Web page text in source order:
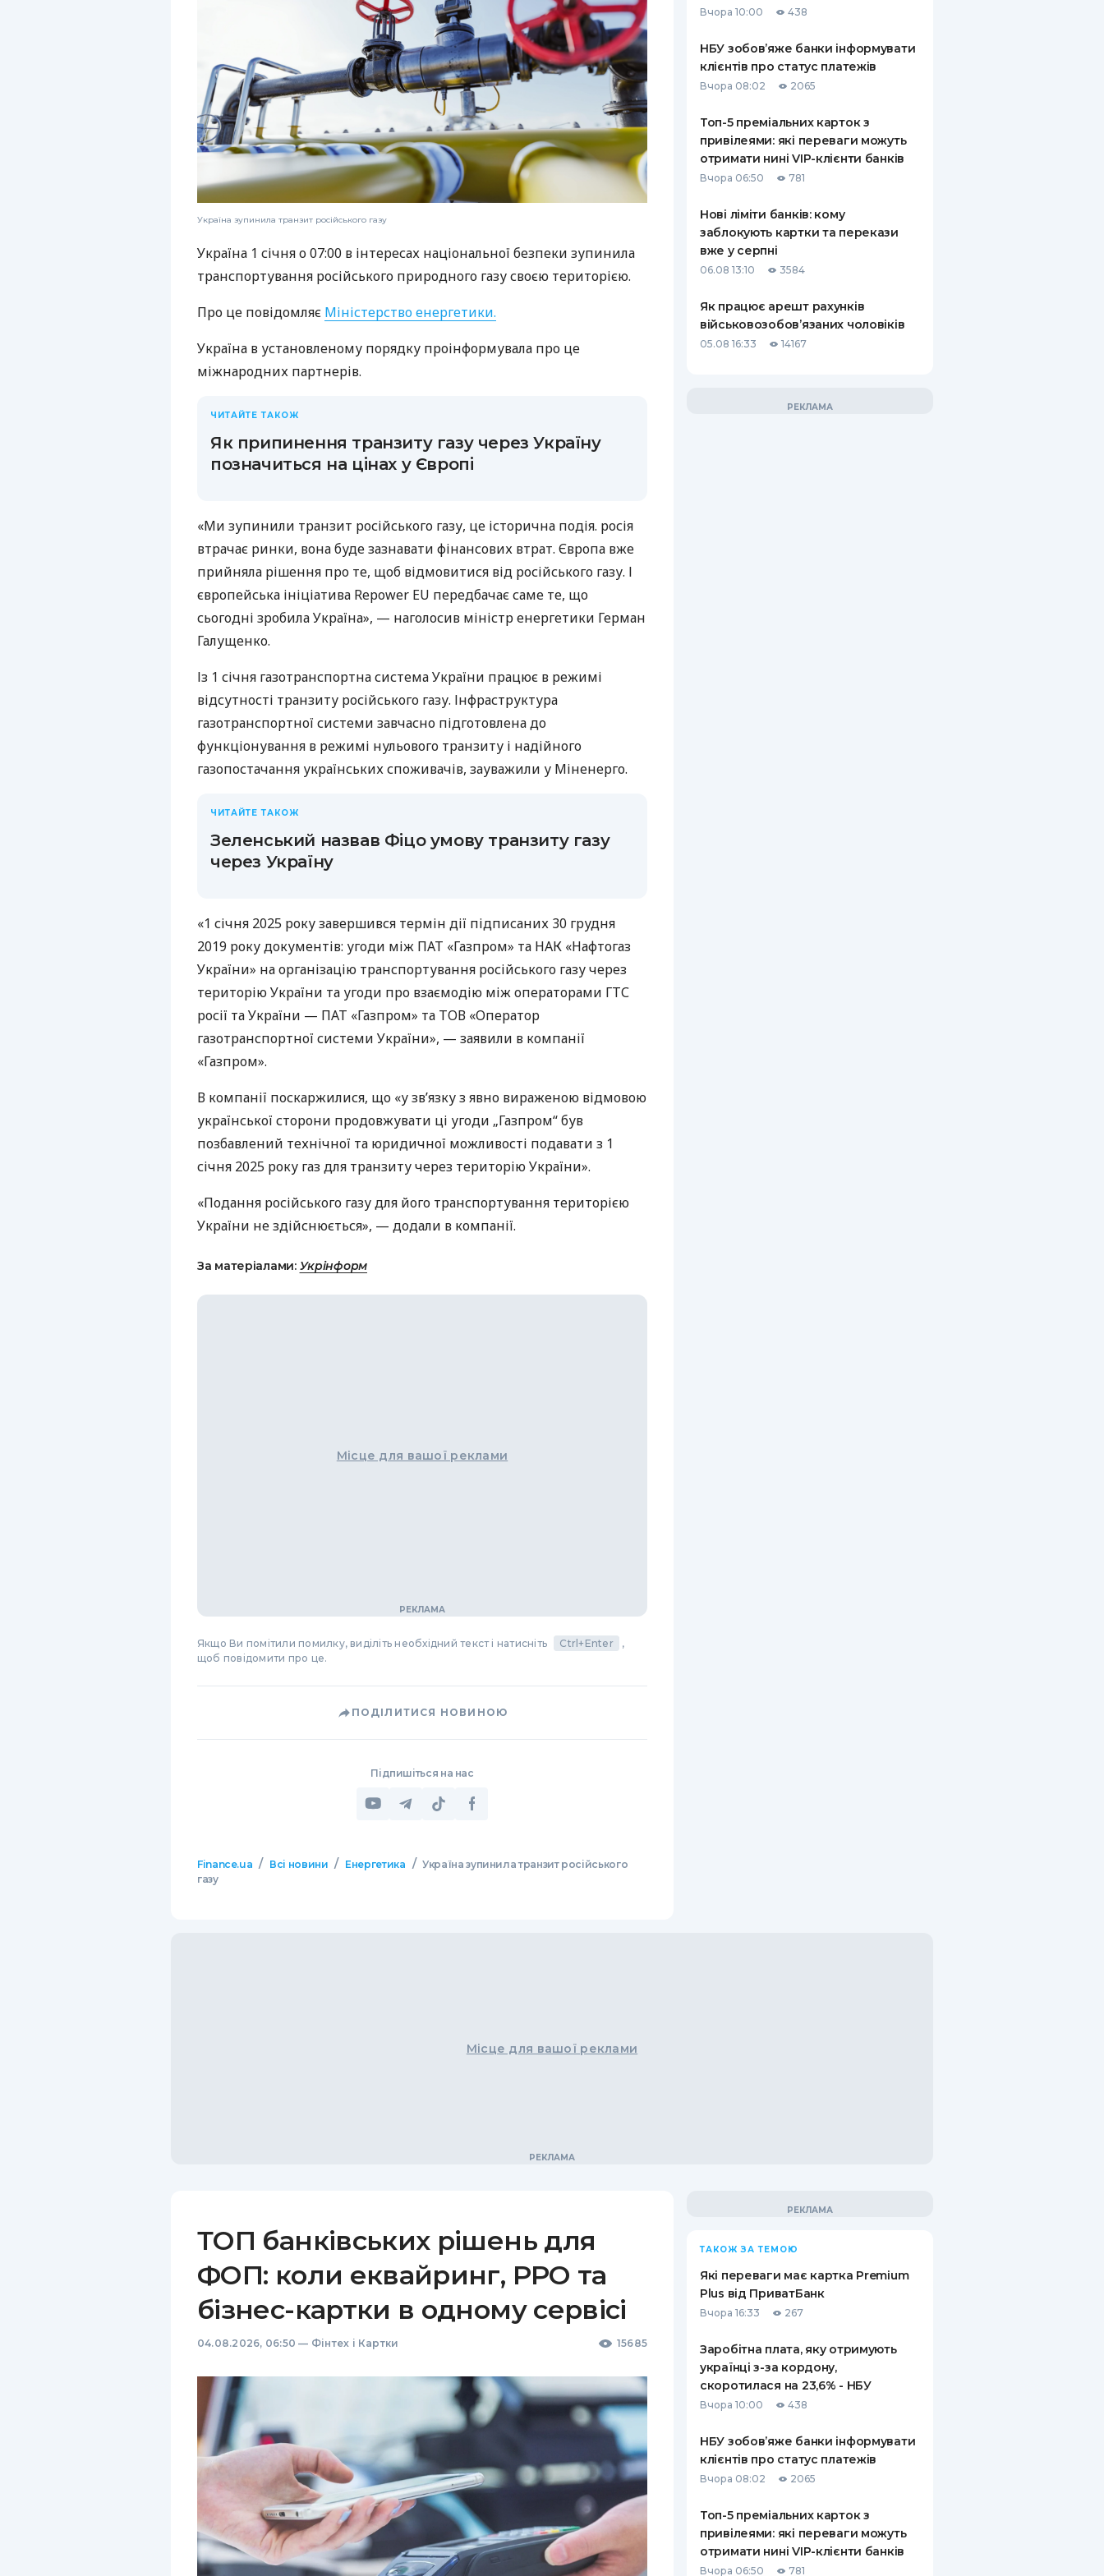
РЕЙТИНГ ДЕБЕТОВИХ
КАРТОК
ЩОМІСЯЧНИЙ ОГЛЯД
ПУТІВНИКИ ПО
БАНКІВСЬКИХ КАРТКАХ
СТРАХУВАННЮ
ВСІ СТРАХОВІ ПОЛІСИ
ВІДГУКИ ПРО СТРАХОВІ
КОМПАНІЇ
КОНТАКТИ
Україна зупинила транзит російського газу
Україна 1 січня о 07:00 в інтересах національної безпеки зупинила
транспортування російського природного газу своєю територією.
Про це повідомляє Міністерство енергетики.
Україна в установленому порядку проінформувала про це
міжнародних партнерів.
ЧИТАЙТЕ ТАКОЖ
Як припинення транзиту газу через Україну
позначиться на цінах у Європі
«Ми зупинили транзит російського газу, це історична подія. росія
втрачає ринки, вона буде зазнавати фінансових втрат. Європа вже
прийняла рішення про те, щоб відмовитися від російського газу. І
європейська ініціатива Repower EU передбачає саме те, що
сьогодні зробила Україна», — наголосив міністр енергетики Герман
Галущенко.
Із 1 січня газотранспортна система України працює в режимі
відсутності транзиту російського газу. Інфраструктура
газотранспортної системи завчасно підготовлена до
функціонування в режимі нульового транзиту і надійного
газопостачання українських споживачів, зауважили у Міненерго.
ЧИТАЙТЕ ТАКОЖ
Зеленський назвав Фіцо умову транзиту газу
через Україну
«1 січня 2025 року завершився термін дії підписаних 30 грудня
2019 року документів: угоди між ПАТ «Газпром» та НАК «Нафтогаз
України» на організацію транспортування російського газу через
територію України та угоди про взаємодію між операторами ГТС
росії та України — ПАТ «Газпром» та ТОВ «Оператор
газотранспортної системи України», — заявили в компанії
«Газпром».
В компанії поскаржилися, що «у зв’язку з явно вираженою відмовою
української сторони продовжувати ці угоди „Газпром“ був
позбавлений технічної та юридичної можливості подавати з 1
січня 2025 року газ для транзиту через територію України».
«Подання російського газу для його транспортування територією
України не здійснюється», — додали в компанії.
За матеріалами: Укрінформ
Місце для вашої реклами
Якщо Ви помітили помилку, виділіть необхідний текст і натисніть Ctrl+Enter
,
щоб повідомити про це.
ПОДІЛИТИСЯ НОВИНОЮ
Підпишіться на нас
Finance.ua / Всі новини / Енергетика / Україна зупинила транзит російського
газу
Вчора 10:00 438
НБУ зобов’яже банки інформувати
клієнтів про статус платежів
Вчора 08:02 2065
Топ-5 преміальних карток з
привілеями: які переваги можуть
отримати нині VIP-клієнти банків
Вчора 06:50 781
Нові ліміти банків: кому
заблокують картки та перекази
вже у серпні
06.08 13:10 3584
Як працює арешт рахунків
військовозобов’язаних чоловіків
05.08 16:33 14167
Місце для вашої реклами
ТОП банківських рішень для
ФОП: коли еквайринг, РРО та
бізнес-картки в одному сервісі
04.08.2026, 06:50 — Фінтех і Картки 15685
ТАКОЖ ЗА ТЕМОЮ
Які переваги має картка Premium
Plus від ПриватБанк
Вчора 16:33 267
Заробітна плата, яку отримують
українці з-за кордону,
скоротилася на 23,6% - НБУ
Вчора 10:00 438
НБУ зобов’яже банки інформувати
клієнтів про статус платежів
Вчора 08:02 2065
Топ-5 преміальних карток з
привілеями: які переваги можуть
отримати нині VIP-клієнти банків
Вчора 06:50 781